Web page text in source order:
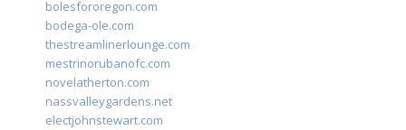
bolesfororegon.com
bodega-ole.com
thestreamlinerlounge.com
mestrinorubanofc.com
novelatherton.com
nassvalleygardens.net
electjohnstewart.com